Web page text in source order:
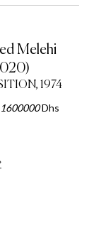
Melehi
1974
1600000Dhs